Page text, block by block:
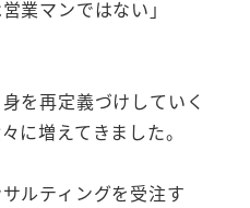
業マンではない」
を再定義づけしていく
に増えてきました。
ルティングを受注す